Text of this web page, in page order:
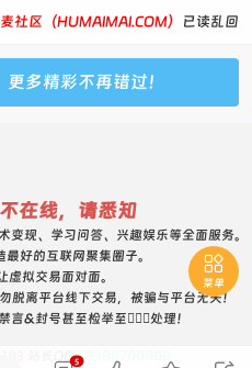
区（HUMAIMAI.COM） 已读乱回
多精彩不再错过！

菜单
5
在线，请悉知
现、学习问答、兴趣娱乐等全面服务。
好的互联网聚集圈子。
拟交易面对面。
脱离平台线下交易，被骗与平台无关！
&封号甚至检举至👮🏻‍♀️处理！
站长QQ：